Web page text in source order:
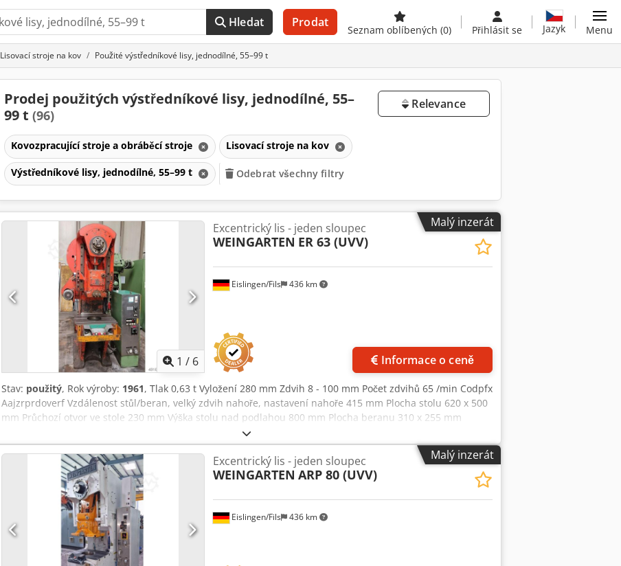
Hledat Prodat
Seznam oblíbených (0) Přihlásit se Jazyk Menu
Lisovací stroje na kov Použité výstředníkové lisy, jednodílné, 55–99 t
Prodej použitých výstředníkové lisy, jednodílné, 55–
99 t (96)
Relevance
Kovozpracující stroje a obráběcí stroje Lisovací stroje na kov
Výstředníkové lisy, jednodílné, 55–99 t Odebrat všechny filtry
Malý inzerát
1 / 6
Eislingen/Fils 436 km
Excentrický lis - jeden sloupec
WEINGARTEN ER 63 (UVV)
Informace o ceně
Stav: použitý, Rok výroby: 1961, Tlak 0,63 t Vyložení 280 mm Zdvih 8 - 100 mm Počet zdvihů 65 /min Codpfx
Aajzrprdoverf Vzdálenost stůl/beran, velký zdvih nahoře, nastavení nahoře 415 mm Plocha stolu 620 x 500
mm Průchozí otvor ve stole 230 mm Výška stolu nad podlahou 800 mm Plocha beranu 310 x 255 mm
Nastavení beranu 63 mm Pohon 5,5 kW Hmotnost 3,95 t Potřeba místa (ŠxDxV) 1,2 x 1,8 x 2,4 m S motorem,
třecí spojkou, mechanickým jištěním proti přetížení v beranu, manuálním nastavením zdvihu, manuálním
nastavením beranu, pevným stolem, ručním centrálním mazáním, dvouručním a nožním ovládáním.Malý inzerát
Eislingen/Fils 436 km
Excentrický lis - jeden sloupec
WEINGARTEN ARP 80 (UVV)